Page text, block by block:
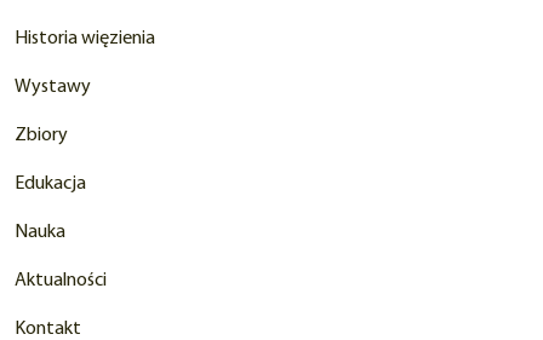
Historia więzienia
Wystawy
Zbiory
Edukacja
Nauka
Aktualności
Kontakt